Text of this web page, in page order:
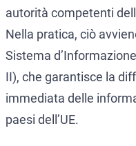
autorità competenti
Nella pratica, ciò
Sistema
II), che garantisce la
immediata delle
paesi dell’UE.